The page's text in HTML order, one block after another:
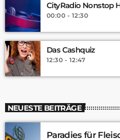
CityRadio Nonstop
00:00 - 12:30
Das Cashquiz
12:30 - 12:47
NEUESTE BEITRÄGE
Paradies für